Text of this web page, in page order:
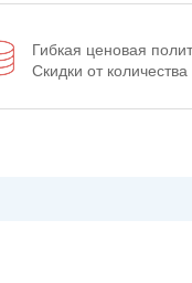
Гибкая ценовая
Скидки от количества